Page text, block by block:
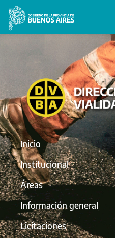
Inicio
Institucional
Áreas
Información general
Licitaciones